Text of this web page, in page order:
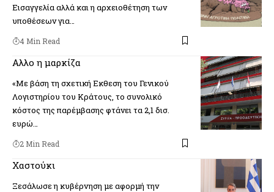
Εισαγγελία αλλά και η αρχειοθέτηση των
υποθέσεων για…
4 Min Read
Αλλο η μαρκίζα
«Με βάση τη σχετική Εκθεση του Γενικού
Λογιστηρίου του Κράτους, το συνολικό
κόστος της παρέμβασης φτάνει τα 2,1 δισ.
ευρώ…
2 Min Read
Χαστούκι
Ξεσάλωσε η κυβέρνηση με αφορμή την